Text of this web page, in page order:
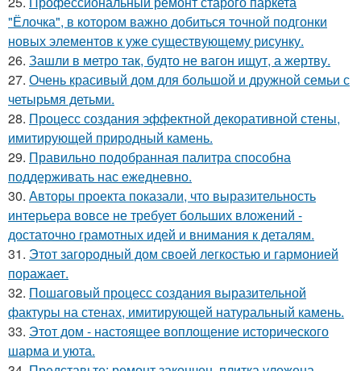
"Ёлочка", в котором важно добиться точной подгонки
новых элементов к уже существующему рисунку.
26. Зашли в метро так, будто не вагон ищут, а жертву.
27. Очень красивый дом для большой и дружной семьи с
четырьмя детьми.
28. Процесс создания эффектной декоративной стены,
имитирующей природный камень.
29. Правильно подобранная палитра способна
поддерживать нас ежедневно.
30. Авторы проекта показали, что выразительность
интерьера вовсе не требует больших вложений -
достаточно грамотных идей и внимания к деталям.
31. Этот загородный дом своей легкостью и гармонией
поражает.
32. Пошаговый процесс создания выразительной
фактуры на стенах, имитирующей натуральный камень.
33. Этот дом - настоящее воплощение исторического
шарма и уюта.